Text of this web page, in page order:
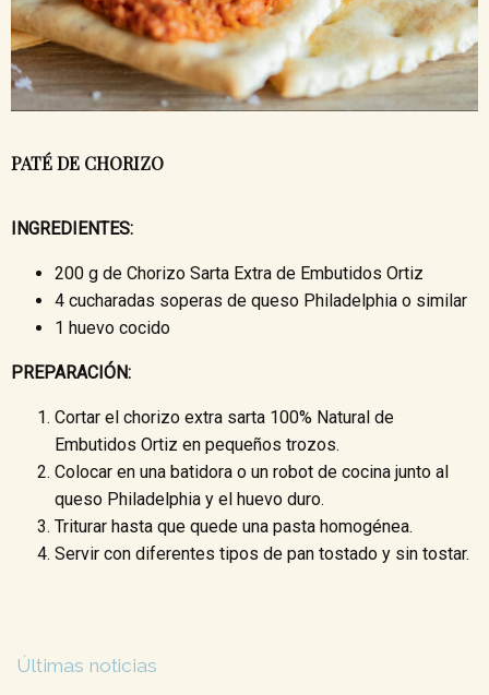
PATÉ DE CHORIZO
INGREDIENTES:
200 g de Chorizo Sarta Extra de Embutidos Ortiz
4 cucharadas soperas de queso Philadelphia o similar
1 huevo cocido
PREPARACIÓN:
Cortar el chorizo extra sarta 100% Natural de
Embutidos Ortiz en pequeños trozos.
Colocar en una batidora o un robot de cocina junto al
queso Philadelphia y el huevo duro.
Triturar hasta que quede una pasta homogénea.
Servir con diferentes tipos de pan tostado y sin tostar.
Últimas noticias